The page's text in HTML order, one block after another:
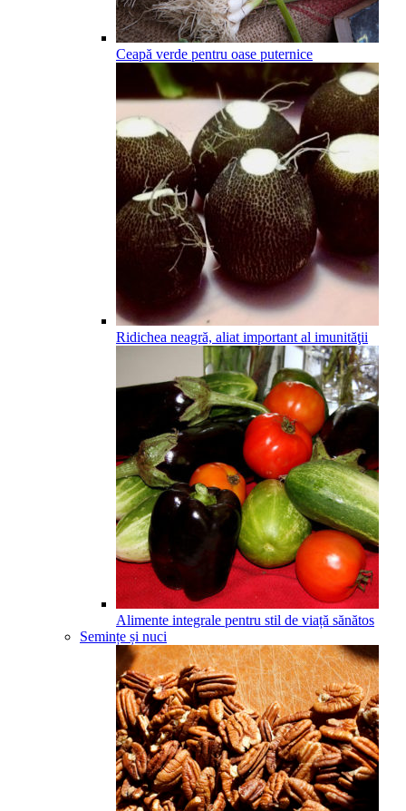
Ceapă verde pentru oase puternice
Ridichea neagră, aliat important al imunităţii
Alimente integrale pentru stil de viață sănătos
Semințe și nuci